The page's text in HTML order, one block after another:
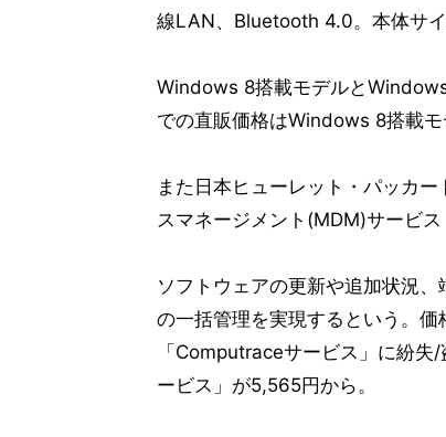
線LAN、Bluetooth 4.0。本体サ
Windows 8搭載モデルと
での直販価格はWindows 8搭載
また日本ヒューレット・パッカ
スマネージメント(MDM)サービ
ソフトウェアの更新や追加状況
の一括管理を実現するという。
「Computraceサービス」に紛
ービス」が5,565円から。